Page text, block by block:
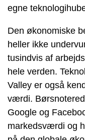
egne
Den økonomiske
heller ikke
tusindvis af
hele verden.
Valley er også
værdi.
Google og
markedsværdi og